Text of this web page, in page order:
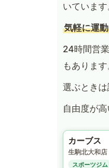
いています
気軽に運
24時間営
もあります
選ぶとき
自由度が
カーブス
生駒北大和店
スポーツジム